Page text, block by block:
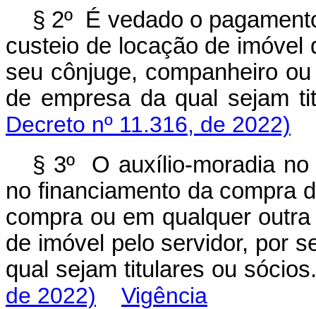
§ 2º É vedado o
custeio de locação de imóvel
seu cônjuge, companheiro
de empresa da qual
Decreto nº 11.316, de 2022)
§ 3º O auxílio-moradia
no financiamento da compra
compra ou em qualquer
de imóvel pelo servidor, por
qual sejam titulares ou
de 2022)
Vigência